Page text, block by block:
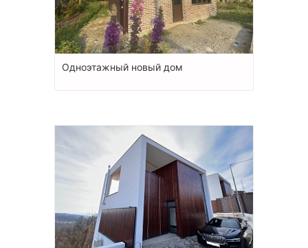
Одноэтажный новый дом